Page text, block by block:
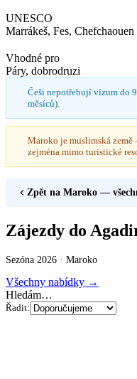
UNESCO
Marrákeš, Fes, Chefchaouen
Vhodné pro
Páry, dobrodruzi
Češi nepotřebují vízum do
měsíců).
Maroko je muslimská
zejména mimo turistické
Zpět na Maroko —
Zájezdy do
Sezóna 2026 · Maroko
Všechny nabídky →
Hledám…
Řadit: